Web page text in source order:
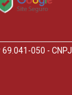
050 - CNPJ